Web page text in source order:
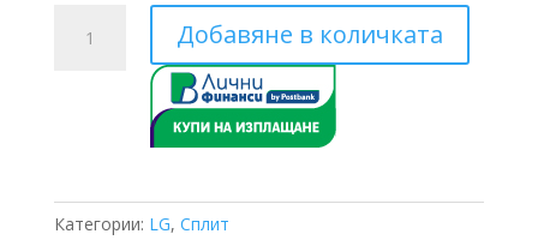
HN1636.NK5
Добавяне в количката
Категории: LG, Сплит